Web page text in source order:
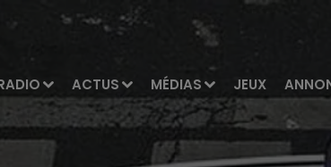
ACTUS MÉDIAS JEUX